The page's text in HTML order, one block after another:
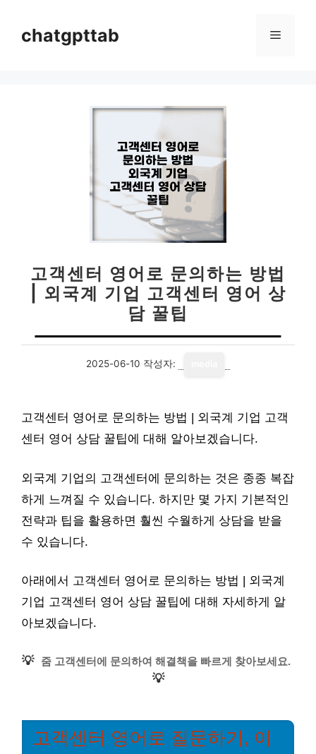
chatgpttab 메
고객센터 영어로 문의하는 방법
| 외국계 기업 고객센터 영어 상
담 꿀팁
2025-06-10 작성자:
고객센터 영어로 문의하는 방법 | 외국계 기업 고객
센터 영어 상담 꿀팁에 대해 알아보겠습니다.
외국계 기업의 고객센터에 문의하는 것은 종종 복잡
하게 느껴질 수 있습니다. 하지만 몇 가지 기본적인
전략과 팁을 활용하면 훨씬 수월하게 상담을 받을
수 있습니다.
아래에서 고객센터 영어로 문의하는 방법 | 외국계
기업 고객센터 영어 상담 꿀팁에 대해 자세하게 알
아보겠습니다.
💡 줌 고객센터에 문의하여 해결책을 빠르게 찾아보세요.
💡
고객센터 영어로 질문하기, 이